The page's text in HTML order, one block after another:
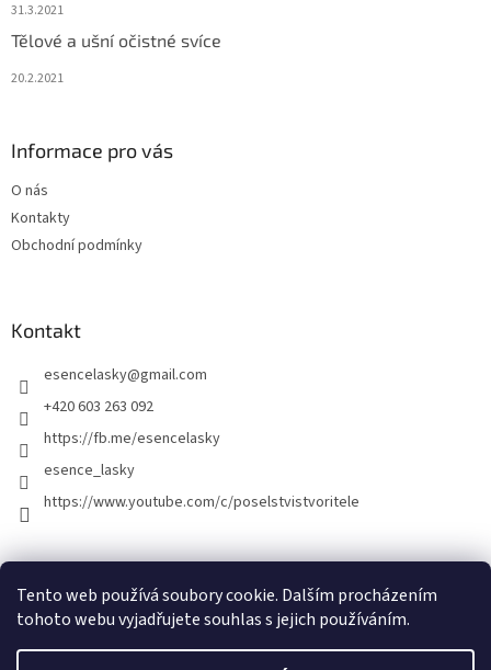
Tento web používá soubory cookie. Dalším procházením
tohoto webu vyjadřujete souhlas s jejich používáním.
31.3.2021
Tělové a ušní očistné svíce
20.2.2021
Informace pro vás
O nás
Kontakty
Obchodní podmínky
Kontakt
esencelasky@gmail.com
+420 603 263 092
https://fb.me/esencelasky
esence_lasky
https://www.youtube.com/c/poselstvistvoritele